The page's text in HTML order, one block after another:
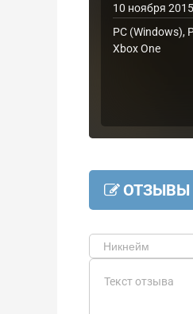
10 ноября
PC (Windows),
Xbox One
ОТЗЫВЫ